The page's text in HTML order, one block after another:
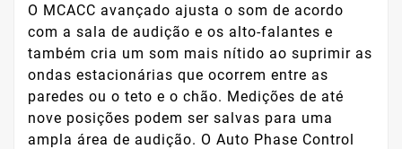
O MCACC avançado ajusta o som de acordo
com a sala de audição e os alto-falantes e
também cria um som mais nítido ao suprimir as
ondas estacionárias que ocorrem entre as
paredes ou o teto e o chão. Medições de até
nove posições podem ser salvas para uma
ampla área de audição. O Auto Phase Control